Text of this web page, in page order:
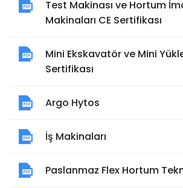
Test Makinası ve Hortum
Makinaları CE Sertifikası
Mini Ekskavatör ve Mini
Sertifikası
Argo Hytos
İş Makinaları
Paslanmaz Flex Hortum